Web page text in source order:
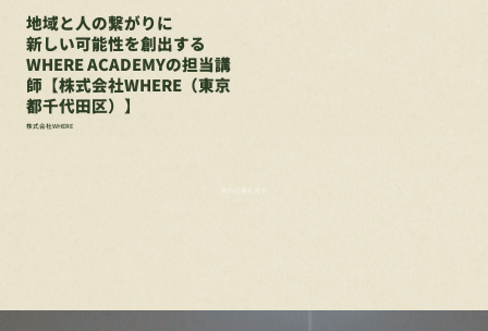
地域と人の繋がりに
新しい可能性を創出する
WHERE ACADEMYの担当講
師【株式会社WHERE（東京
都千代田区）】
株式会社WHERE
他の記事も見る